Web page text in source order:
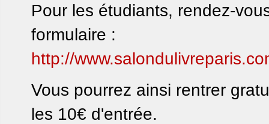
Pour les étudiants, rendez-
formulaire :
http://
Vous pourrez ainsi rentrer
les 10€ d'entrée.